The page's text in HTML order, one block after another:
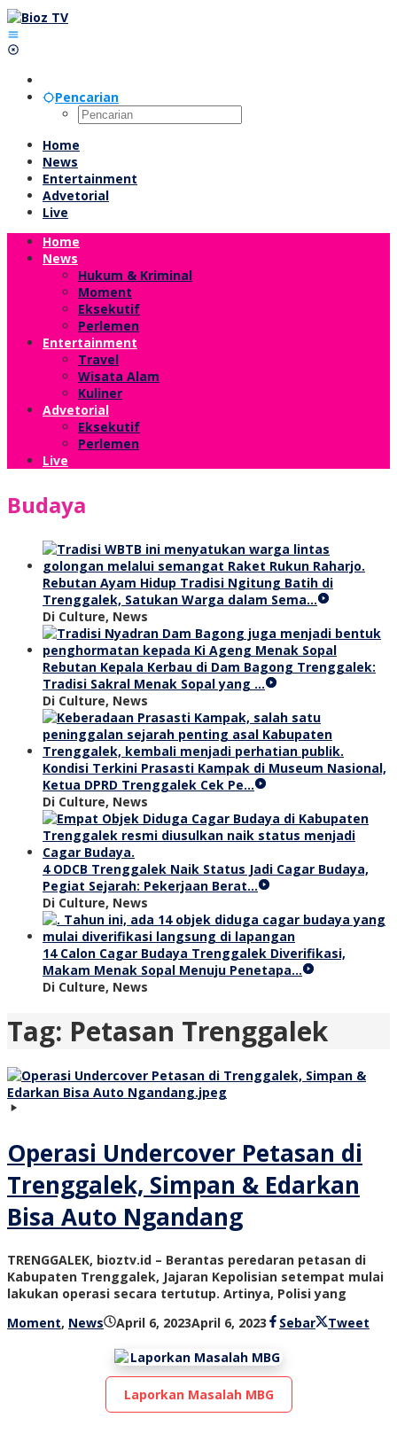
Lewati
ke
konten
Pencarian
Home
News
Entertainment
Advetorial
Live
Home
News
Hukum & Kriminal
Moment
Eksekutif
Perlemen
Entertainment
Travel
Wisata Alam
Kuliner
Advetorial
Eksekutif
Perlemen
Live
Budaya
Rebutan Ayam Hidup Tradisi Ngitung Batih di
Trenggalek, Satukan Warga dalam Sema…
Di Culture, News
Rebutan Kepala Kerbau di Dam Bagong Trenggalek:
Tradisi Sakral Menak Sopal yang …
Di Culture, News
Kondisi Terkini Prasasti Kampak di Museum Nasional,
Ketua DPRD Trenggalek Cek Pe…
Di Culture, News
4 ODCB Trenggalek Naik Status Jadi Cagar Budaya,
Pegiat Sejarah: Pekerjaan Berat…
Di Culture, News
14 Calon Cagar Budaya Trenggalek Diverifikasi,
Makam Menak Sopal Menuju Penetapa…
Di Culture, News
Tag: Petasan Trenggalek
Operasi Undercover Petasan di
Trenggalek, Simpan & Edarkan
Bisa Auto Ngandang
TRENGGALEK, bioztv.id – Berantas peredaran petasan di
Kabupaten Trenggalek, Jajaran Kepolisian setempat mulai
lakukan operasi secara tertutup. Artinya, Polisi yang
Moment, News April 6, 2023April 6, 2023 oleh
tv
Sebar Tweet
Laporkan Masalah MBG